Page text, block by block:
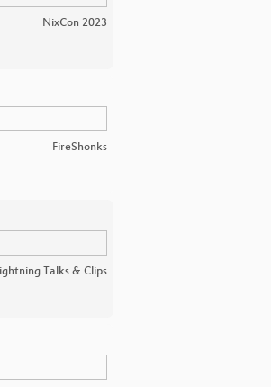
NixCon 2023
FireShonks
Talks & Clips